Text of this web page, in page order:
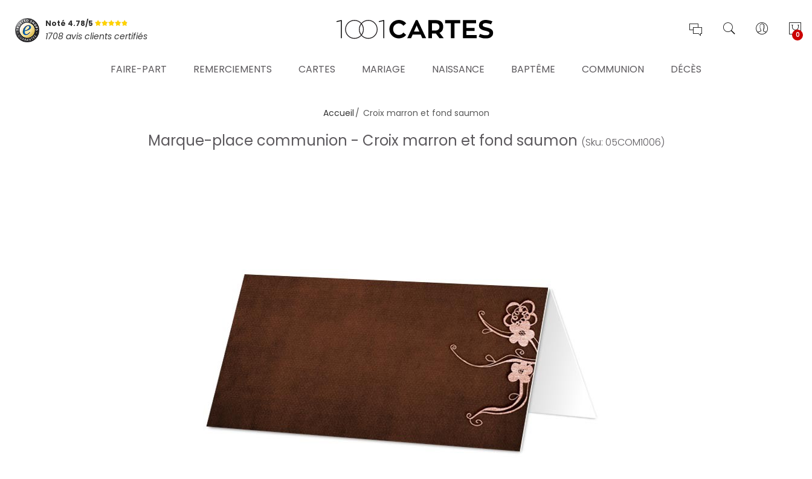
Noté 4.78/5
1708 avis clients certifiés 0
FAIRE-PART REMERCIEMENTS CARTES MARIAGE NAISSANCE BAPTÊME COMMUNION DÉCÈS
Mot de passe oublié ?
SE CONNECTER
Accueil Croix marron et fond saumon
Marque-place communion - Croix marron et fond saumon (Sku: 05COM1006)